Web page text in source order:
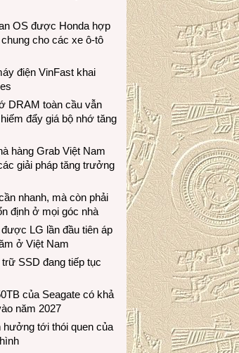
OS được Honda hợp
cho các xe ô-tô
điện VinFast khai
DRAM toàn cầu vẫn
đẩy giá bộ nhớ tăng
hàng Grab Việt Nam
giải pháp tăng trưởng
nhanh, mà còn phải
định ở mọi góc nhà
LG lần đầu tiên áp
ở Việt Nam
SSD đang tiếp tục
của Seagate có khả
năm 2027
hưởng tới thói quen của